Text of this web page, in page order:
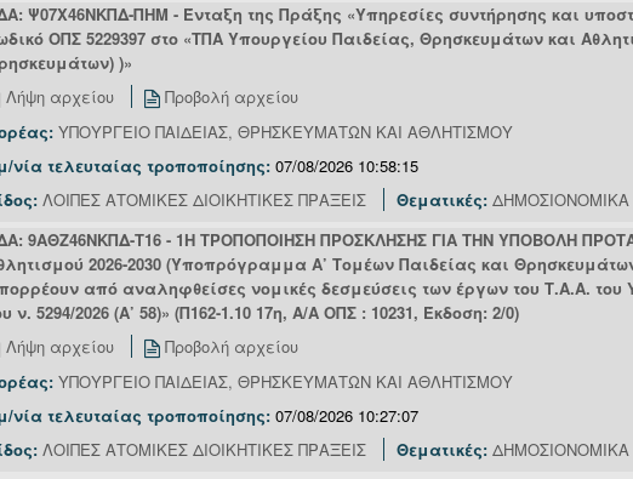
Ψ07Χ46ΝΚΠΔ-ΠΗΜ - Ένταξη της Πράξης «Υπηρεσίες συντήρησης και
ΟΠΣ 5229397 στο «ΤΠΑ Υπουργείου Παιδείας, Θρησκευμάτων και
)»
Λήψη αρχείου
Προβολή αρχείου
ΥΠΟΥΡΓΕΙΟ ΠΑΙΔΕΙΑΣ, ΘΡΗΣΚΕΥΜΑΤΩΝ ΚΑΙ ΑΘΛΗΤΙΣΜΟΥ
νία τελευταίας τροποποίησης: 07/08/2026 10:58:15
ΛΟΙΠΕΣ ΑΤΟΜΙΚΕΣ ΔΙΟΙΚΗΤΙΚΕΣ ΠΡΑΞΕΙΣ Θεματικές: ΔΗΜΟΣΙΟΝΟΜΙΚΑ
9ΑΘΖ46ΝΚΠΔ-Τ16 - 1Η ΤΡΟΠΟΠΟΙΗΣΗ ΠΡΟΣΚΛΗΣΗΣ ΓΙΑ ΤΗΝ ΥΠΟΒΟΛΗ
2026-2030 (Υποπρόγραμμα Α’ Τομέων Παιδείας και
από αναληφθείσες νομικές δεσμεύσεις των έργων του Τ.Α.Α. του
ν. 5294/2026 (Α’ 58)» (Π162-1.10 17η, Α/Α ΟΠΣ : 10231, Έκδοση: 2/0)
Λήψη αρχείου
Προβολή αρχείου
ΥΠΟΥΡΓΕΙΟ ΠΑΙΔΕΙΑΣ, ΘΡΗΣΚΕΥΜΑΤΩΝ ΚΑΙ ΑΘΛΗΤΙΣΜΟΥ
νία τελευταίας τροποποίησης: 07/08/2026 10:27:07
ΛΟΙΠΕΣ ΑΤΟΜΙΚΕΣ ΔΙΟΙΚΗΤΙΚΕΣ ΠΡΑΞΕΙΣ Θεματικές: ΔΗΜΟΣΙΟΝΟΜΙΚΑ